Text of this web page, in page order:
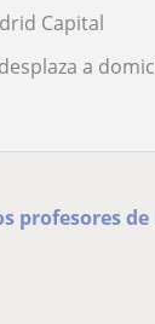
Capital
a
profesores